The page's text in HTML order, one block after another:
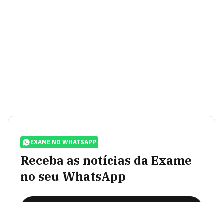
EXAME NO WHATSAPP
Receba as notícias da Exame
no seu WhatsApp